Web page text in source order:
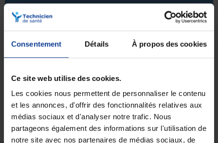
Consentement Détails À propos des cookies
Ce site web utilise des cookies.
Les cookies nous permettent de personnaliser le contenu
et les annonces, d'offrir des fonctionnalités relatives aux
médias sociaux et d'analyser notre trafic. Nous
partageons également des informations sur l'utilisation de
notre site avec nos partenaires de médias sociaux, de
Lit médicalisé rotatif
Découvrez notre sélection de
lits médicalisés / lits
qui allient confort et
réduite, ces lits offrent une grande qualité de sommeil
grâce à leurs différents réglages. Avec leur design
ergonomique, ils s'intègrent facilement dans votre
intérieur tout en garantissant votre bien-être et votre
sécurité. Faites confiance à notre boutique de matériel
médical pour vous proposer des produits adaptés à
vos besoins.
Aucun produit pour le moment.